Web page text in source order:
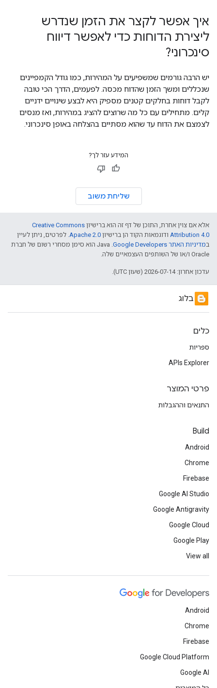
איך אפשר לקצר את הזמן שנדרש
ליצירת הדוחות כדי לאפשר דיווח
סינכרוני?
יש הרבה גורמים שמשפיעים על המהירות, כמו גודל הקמפיינים
שנכללים ומשך הזמן שהדוח מכסה. לפעמים, הדרך הכי טובה
לקבל דוחות בחלקים קטנים מספיק היא לבצע שינויים ידניים
קלים. מתחילים עם כל מה שרוצים להציג במהירות, ואז מנסים
לצמצם את הדוח עד שהוא מסתיים בהצלחה באופן סינכרוני.
המידע עזר לך?
שליחת משוב
אלא אם צוין אחרת, התוכן של דף זה הוא ברישיון Creative Commons
Attribution 4.0 ודוגמאות הקוד הן ברישיון Apache 2.0. לפרטים, ניתן לעיין
במדיניות האתר Google Developers‏
.‏ Java הוא סימן מסחרי רשום של חברת
Oracle ו/או של השותפים העצמאיים שלה.
עדכון אחרון: 2026-07-14 (שעון UTC).
בלוג
כלים
ספריות
APIs Explorer
פרטי המוצר
התנאים וההגבלות
Build
Android
Chrome
Firebase
Google AI Studio
Google Antigravity
Google Cloud
Google Play
View all
Android
Chrome
Firebase
Google Cloud Platform
Google AI